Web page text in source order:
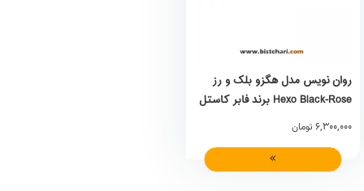
روان نویس مدل هگزو بلک و رز
Hexo Black-Rose برند فابر کاستل
Faber Castell
6,300,000 تومان